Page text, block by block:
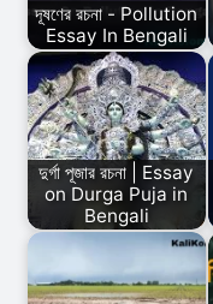
দূষণের রচনা - Pollution
Essay In Bengali
দুর্গা পূজার রচনা | Essay
on Durga Puja in
Bengali